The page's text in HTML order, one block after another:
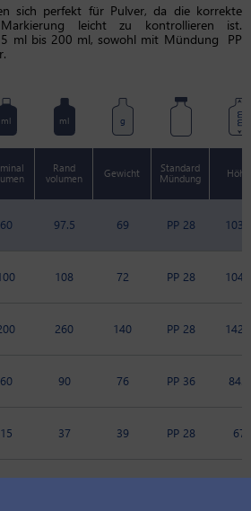
sich perfekt für Pulver, da die korrekte
leicht zu kontrollieren ist.
ml bis 200 ml, sowohl mit Mündung PP
ml ml g mm
Rand
volumen
Gewicht
Standard
Mündung
Höhe
60 97.5 69 PP 28
108 72 PP 28
260 140 PP 28
60 90 76 PP 36 84.8
15 37 39 PP 28 67